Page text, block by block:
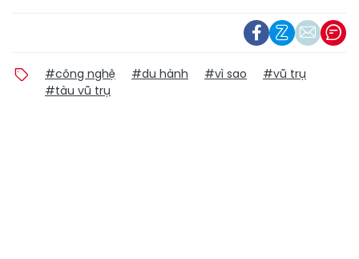
#công nghệ #du hành #vì sao
#vũ trụ
#tàu vũ trụ